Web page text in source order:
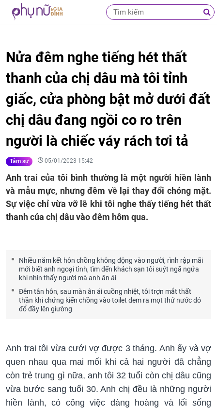
Nửa đêm nghe tiếng hét thất
thanh của chị dâu mà tôi tỉnh
giấc, cửa phòng bật mở dưới đất
chị dâu đang ngồi co ro trên
người là chiếc váy rách tơi tả
Tâm sự 05/01/2023 15:42
Anh trai của tôi bình thường là một người hiền lành
và mẫu mực, nhưng đêm về lại thay đổi chóng mặt.
Sự việc chỉ vừa vỡ lẽ khi tôi nghe thấy tiếng hét thất
thanh của chị dâu vào đêm hôm qua.
Nhiều năm kết hôn chồng không động vào người, rình rập mãi
mới biết anh ngoại tình, tìm đến khách sạn tôi suýt ngã ngửa
khi nhìn thấy người mà anh ân ái
Đêm tân hôn, sau màn ân ái cuồng nhiệt, tôi trợn mắt thất
thần khi chứng kiến chồng vào toilet đem ra mọt thứ nước đỏ
đổ đầy lên giường
Anh trai tôi vừa cưới vợ được 3 tháng. Anh ấy và vợ
quen nhau qua mai mối khi cả hai người đã chẳng
còn trẻ trung gì nữa, anh tôi 32 tuổi còn chị dâu cũng
vừa bước sang tuổi 30. Anh chị đều là những người
hiền lành, có công việc đàng hoàng và lối sống